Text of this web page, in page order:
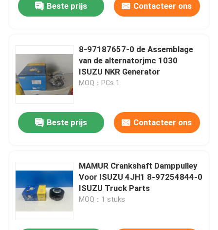
ISUZU Clutch Parts
ISUZU Gearbox Parts
De Autodelen van JMC
De Voering van de motorcilinder
Beste prijs Contacteer ons
8-97187657-0 de Assemblage
van de alternatorjmc 1030
ISUZU NKR Generator
MOQ：PCs 1
Beste prijs Contacteer ons
MAMUR Crankshaft Damppulley
Voor ISUZU 4JH1 8-97254844-0
ISUZU Truck Parts
MOQ：1 stuks